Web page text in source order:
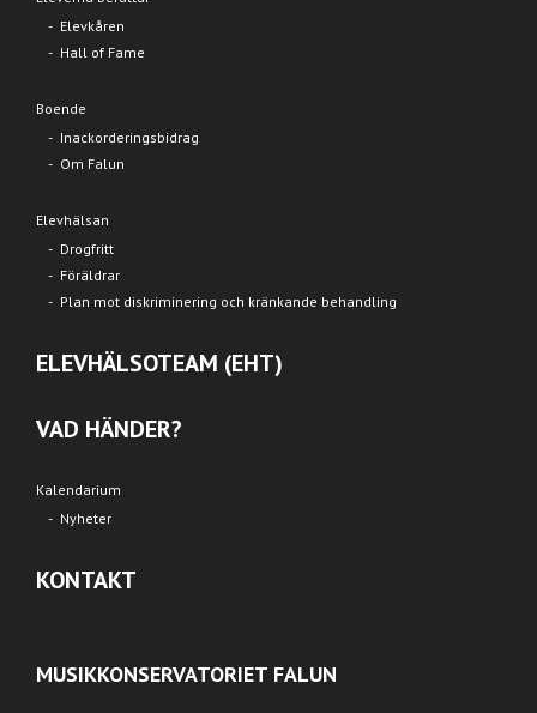
Elevkåren
Hall of Fame
Boende
Inackorderingsbidrag
Om Falun
Elevhälsan
Drogfritt
Föräldrar
Plan mot diskriminering och kränkande behandling
ELEVHÄLSOTEAM (EHT)
VAD HÄNDER?
Kalendarium
Nyheter
KONTAKT
MUSIKKONSERVATORIET FALUN